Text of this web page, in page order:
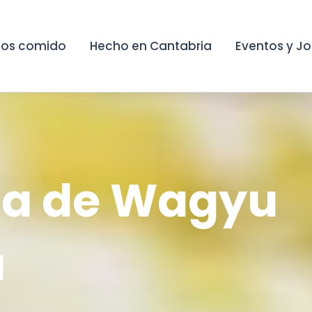
comido Hecho en Cantabria Eventos y
de Wagyu